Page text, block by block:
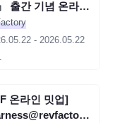
출간 기념 온라인
- 2026.05.22
세미나
온라인 밋업]